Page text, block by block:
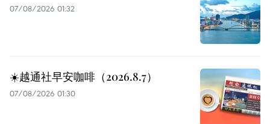
07/08/2026 01:32
☀️越通社早安咖啡（2026.8.7）
07/08/2026 01:30